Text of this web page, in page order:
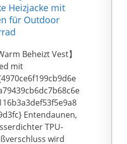
damska
weiss damen
sale
sale
damenjacke
sale xxl
damen
damen
nicht nachlassen
sich verformen.
ZU
Mesh- und
zum
Reinigen
leicht zu reinigen
werden.
Heizjacke mit
für Outdoor
Beheizt Vest】
mit
Entendaunen,
TPU-
wird